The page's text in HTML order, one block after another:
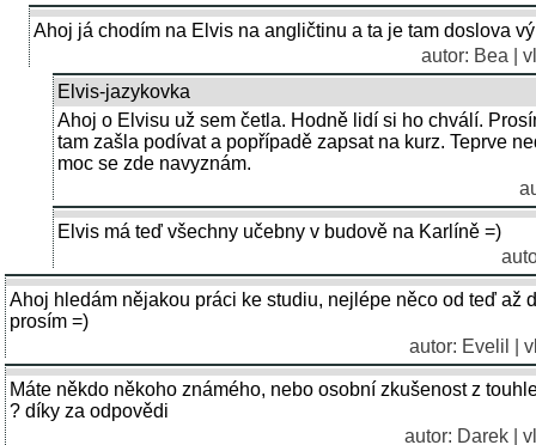
Ahoj já chodím na Elvis na angličtinu a ta je tam doslova
autor: Bea |
Elvis-jazykovka
Ahoj o Elvisu už sem četla. Hodně lidí si ho chválí.
tam zašla podívat a popřípadě zapsat na kurz. Teprve
moc se zde navyznám.
Elvis má teď všechny učebny v budově na Karlíně =)
Ahoj hledám nějakou práci ke studiu, nejlépe něco od teď až
prosím =)
autor: Evelil |
Máte někdo někoho známého, nebo osobní zkušenost z
? díky za odpovědi
autor: Darek |